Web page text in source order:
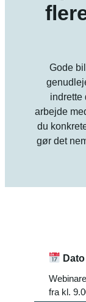
Gode
indrette
arbejde
du
gør det
Dato
fra kl.